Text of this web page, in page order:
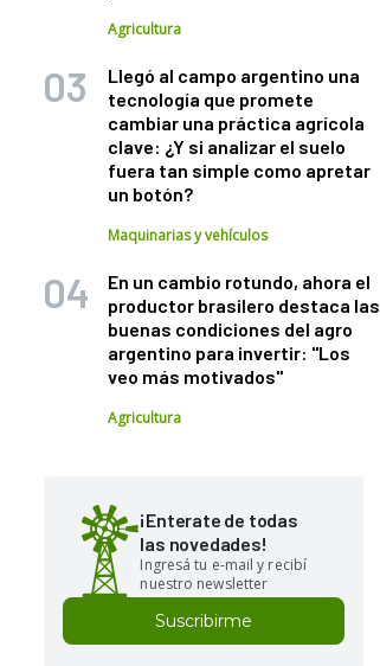
Agricultura
Llegó al campo argentino una
tecnología que promete
cambiar una práctica agrícola
clave: ¿Y si analizar el suelo
fuera tan simple como apretar
un botón?
Maquinarias y vehículos
En un cambio rotundo, ahora el
productor brasilero destaca las
buenas condiciones del agro
argentino para invertir: "Los
veo más motivados"
Agricultura
¡Enterate de todas
las novedades!
Ingresá tu e-mail y recibí
nuestro newsletter
Suscribirme